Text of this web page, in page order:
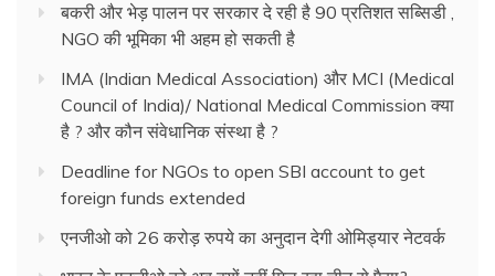
बकरी और भेड़ पालन पर सरकार दे रही है 90 प्रतिशत सब्सिडी ,
NGO की भूमिका भी अहम हो सकती है
IMA (Indian Medical Association) और MCI (Medical
Council of India)/ National Medical Commission क्या
है ? और कौन संवेधानिक संस्था है ?
Deadline for NGOs to open SBI account to get
foreign funds extended
एनजीओ को 26 करोड़ रुपये का अनुदान देगी ओमिड्यार नेटवर्क